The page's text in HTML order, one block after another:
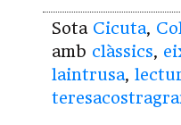
Sota Cicuta,
amb clàssics,
laintrusa,